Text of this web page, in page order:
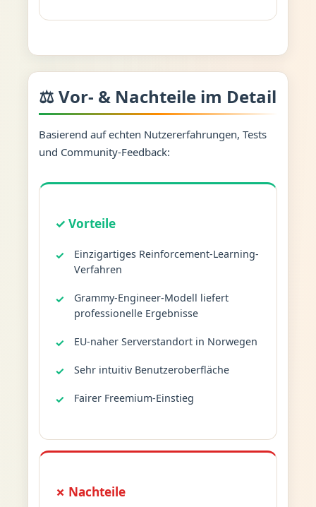
⚖️ Vor- & Nachteile im Detail
Basierend auf echten Nutzererfahrungen, Tests
und Community-Feedback:
✓ Vorteile
Einzigartiges Reinforcement-Learning-
Verfahren
Grammy-Engineer-Modell liefert
professionelle Ergebnisse
EU-naher Serverstandort in Norwegen
Sehr intuitiv Benutzeroberfläche
Fairer Freemium-Einstieg
✗ Nachteile